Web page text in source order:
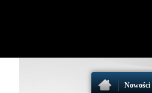
Nowości